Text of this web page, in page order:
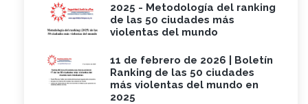
2025 - Metodología del ranking
de las 50 ciudades más
violentas del mundo
11 de febrero de 2026 | Boletín
Ranking de las 50 ciudades
más violentas del mundo en
2025